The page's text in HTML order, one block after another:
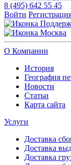
8 (495) 642 55 45
Войти
Москва
О Компании
История
География
Новости
Статьи
Карта сайта
Услуги
Доставка
Доставка
Доставка